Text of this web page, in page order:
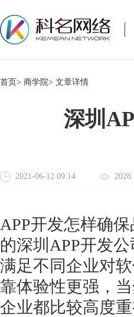
首页> 商学院> 文章详情
深圳
2021-06-12 09:14 2028
APP开发怎样确
的深圳APP开发
满足不同企业对
靠体验性更强，
企业都比较高度